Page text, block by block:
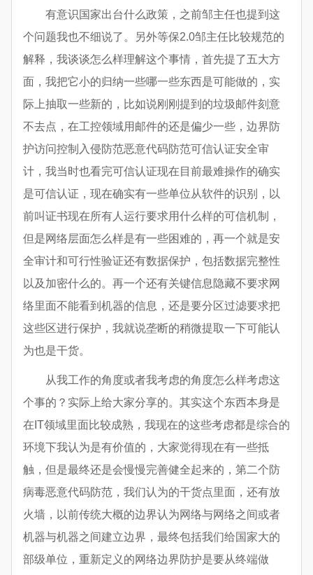
有意识国家出台什么政策，之前邹主任也提到这
个问题我也不细说了。另外等保2.0邹主任比较规范的
解释，我谈谈怎么样理解这个事情，首先提了五大方
面，我把它小的归纳一些哪一些东西是可能做的，实
际上抽取一些新的，比如说刚刚提到的垃圾邮件刻意
不去点，在工控领域用邮件的还是偏少一些，边界防
护访问控制入侵防范恶意代码防范可信认证安全审
计，我当时也看完可信认证现在目前最难操作的确实
是可信认证，现在确实有一些单位从软件的识别，以
前叫证书现在所有人运行要求用什么样的可信机制，
但是网络层面怎么样是有一些困难的，再一个就是安
全审计和可行性验证还有数据保护，包括数据完整性
以及加密什么的。再一个还有关键信息隐藏不要求网
络里面不能看到机器的信息，还是要分区过滤要求把
这些区进行保护，我就说垄断的稍微提取一下可能认
为也是干货。
从我工作的角度或者我考虑的角度怎么样考虑这
个事的？实际上给大家分享的。其实这个东西本身是
在IT领域里面比较成熟，我现在的这些考虑都是综合的
环境下我认为是有价值的，大家觉得现在有一些抵
触，但是最终还是会慢慢完善健全起来的，第二个防
病毒恶意代码防范，我们认为的干货点里面，还有放
火墙，以前传统大概的边界认为网络与网络之间或者
机器与机器之间建立边界，最终包括我们给国家大的
部级单位，重新定义的网络边界防护是要从终端做